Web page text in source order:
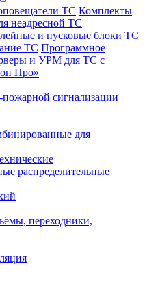
ТС Комплекты
неадресной ТС
и пусковые блоки ТС
ТС Программное
и УРМ для ТС с
Про»
сигнализации
для
распределительные
переходники,